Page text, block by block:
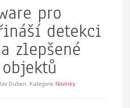
pro
detekci
zlepšené
Duben. Kategorie Novinky